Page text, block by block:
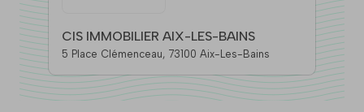
CIS IMMOBILIER AIX-LES-BAINS
5 Place Clémenceau, 73100 Aix-Les-Bains